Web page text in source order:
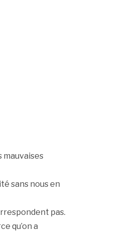
mauvaises
sans nous en
pas.
qu’on a